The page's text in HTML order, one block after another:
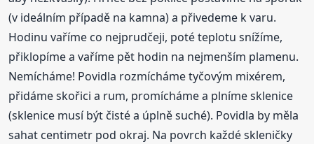
(v ideálním případě na kamna) a přivedeme k varu.
Hodinu vaříme co nejprudčeji, poté teplotu snížíme,
přiklopíme a vaříme pět hodin na nejmenším plamenu.
Nemícháme! Povidla rozmícháme tyčovým mixérem,
přidáme skořici a rum, promícháme a plníme sklenice
(sklenice musí být čisté a úplně suché). Povidla by měla
sahat centimetr pod okraj. Na povrch každé skleničky